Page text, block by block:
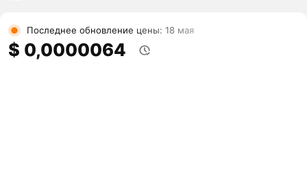
Последнее обновление цены: 18 мая
$ 0,0000064